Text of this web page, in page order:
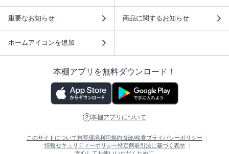
重要なお知らせ 商品に関するお知らせ
ホームアイコンを追加
本棚アプリを無料ダウンロード！
本棚アプリについて
このサイトについて推奨環境利用規約ISBN検索プライバシーポリシー
情報セキュリティーポリシー特定商取引法に基づく表示